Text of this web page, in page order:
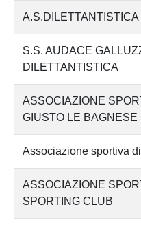
S.S. AUDACE
DILETTANTISTICA
ASSOCIAZIONE
GIUSTO LE BAGNESE
Associazione sportiva
ASSOCIAZIONE
SPORTING CLUB